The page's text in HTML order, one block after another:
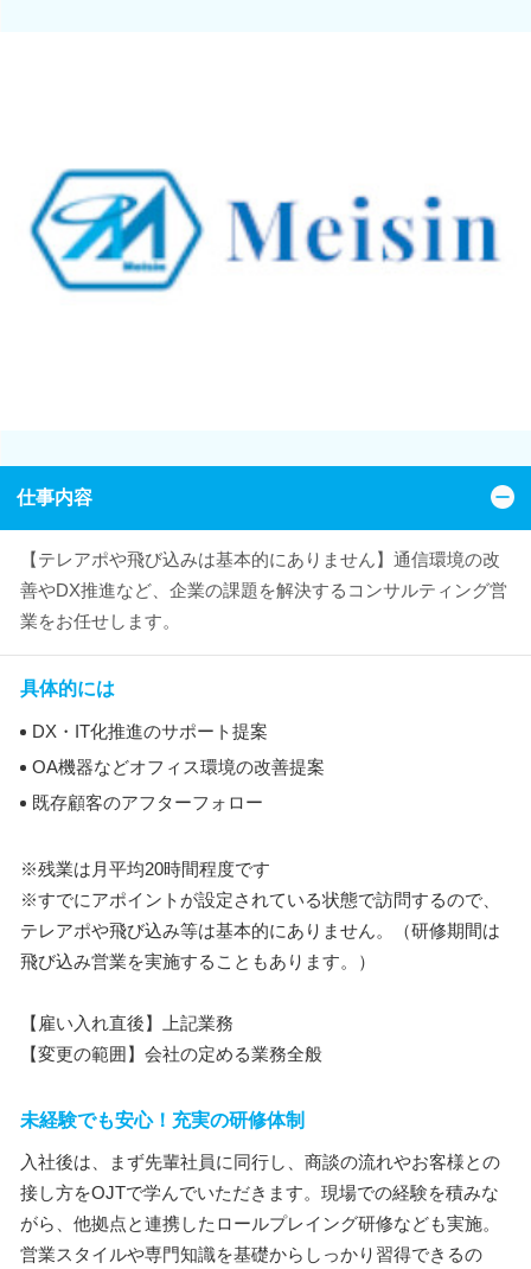
仕事内容
【テレアポや飛び込みは基本的にありません】通信環境の改
善やDX推進など、企業の課題を解決するコンサルティング営
業をお任せします。
具体的には
DX・IT化推進のサポート提案
OA機器などオフィス環境の改善提案
既存顧客のアフターフォロー
※残業は月平均20時間程度です
※すでにアポイントが設定されている状態で訪問するので、
テレアポや飛び込み等は基本的にありません。（研修期間は
飛び込み営業を実施することもあります。）
【雇い入れ直後】上記業務
【変更の範囲】会社の定める業務全般
未経験でも安心！充実の研修体制
入社後は、まず先輩社員に同行し、商談の流れやお客様との
接し方をOJTで学んでいただきます。現場での経験を積みな
がら、他拠点と連携したロールプレイング研修なども実施。
営業スタイルや専門知識を基礎からしっかり習得できるの